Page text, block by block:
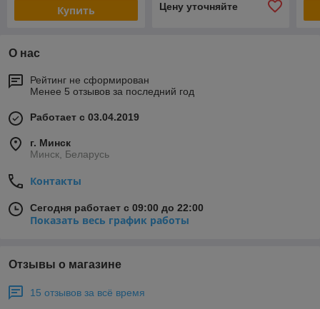
Купить Цену уточняйте
О нас
Рейтинг не сформирован
Менее 5 отзывов за последний год
Работает с 03.04.2019
г. Минск
Минск, Беларусь
Контакты
Сегодня работает с 09:00 до 22:00
Показать весь график работы
Отзывы о магазине
15 отзывов за всё время